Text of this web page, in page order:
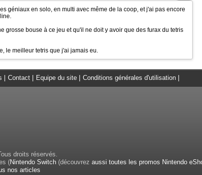
géniaux en solo, en multi avec même de la coop, et j'ai pas encore
grosse bouse à ce jeu et qu'il ne doit y avoir que des furax du tetris
le meilleur tetris que j'ai jamais eu.
Contact Equipe du site Conditions générales d'utilisation
droits réservés.
(Nintendo Switch (découvrez aussi toutes les promos Nintendo
nos articles